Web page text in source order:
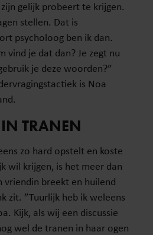
gelijk probeert te krijgen.
stellen. Dat is
psycholoog ben ik dan.
vind je dat dan? Je zegt nu
je deze woorden?”
is Noa
TRANEN
zo hard opstelt en koste
wil krijgen, is het meer dan
vriendin breekt en huilend
zit. ”Tuurlijk heb ik weleens
Kijk, als wij een discussie
wel de tranen in haar ogen